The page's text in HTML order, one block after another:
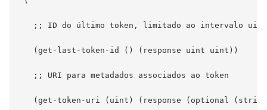
   ;; ID do último token, limitado ao intervalo uint
   (get-last-token-id () (response uint uint))
   ;; URI para metadados associados ao token
(get-token-uri (uint) (response (optional